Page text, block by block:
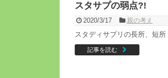
スタサプの弱点?!
2020/3/17 親の考え
スタディサプリの長所、短所
記事を読む